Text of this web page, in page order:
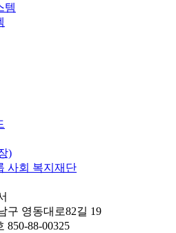
템
)
사회 복지재단
구 영동대로82길 19
850-88-00325